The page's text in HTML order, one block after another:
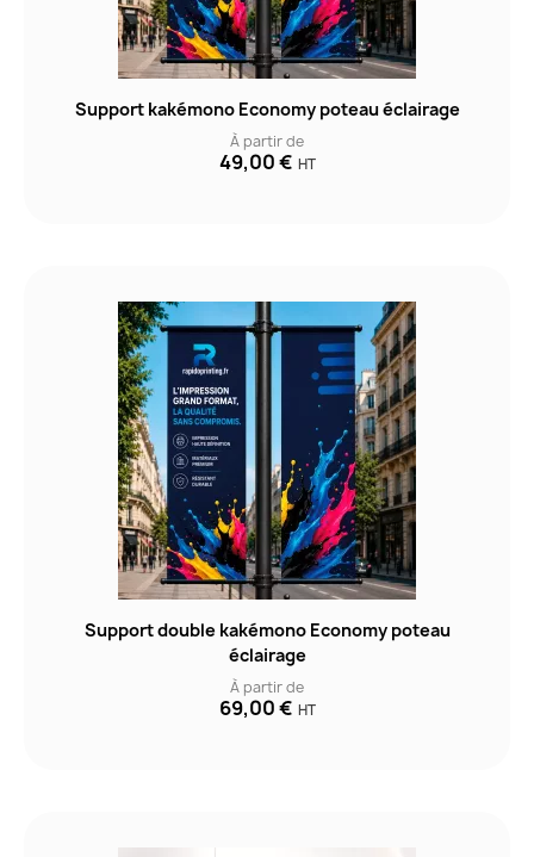
Support kakémono Economy poteau éclairage
À partir de
49,00 € HT
Support double kakémono Economy poteau
éclairage
À partir de
69,00 € HT